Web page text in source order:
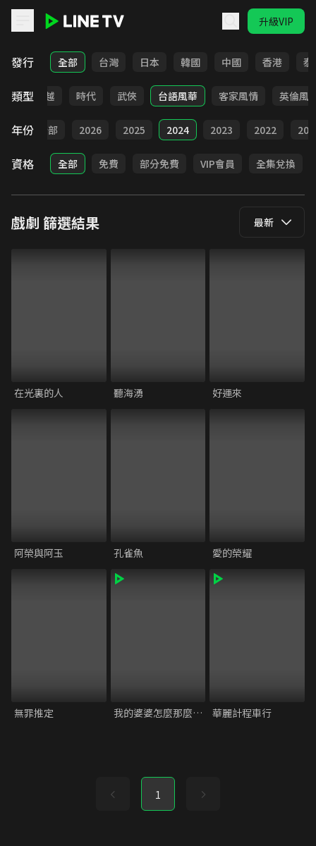
升級VIP
LINE TV - 戲劇
發行 全部 台灣 日本 韓國 中國 香港 泰
類型
俠 穿越 時代 武俠 台語風華 客家風情 英倫風
年份 全部 2026 2025 2024 2023 2022
資格 全部 免費 部分免費 VIP會員 全集兌換
戲劇 篩選結果 最新
在光裏的人 聽海湧 好運來
阿榮與阿玉 孔雀魚 愛的榮耀
無罪推定 我的婆婆怎麼那麼可愛2 華麗計程車行
1